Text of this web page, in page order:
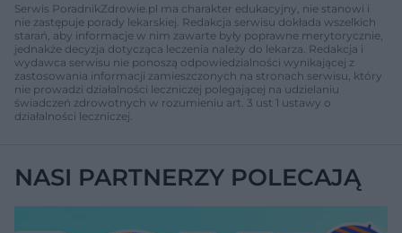
Serwis PoradnikZdrowie.pl ma charakter edukacyjny, nie stanowi i
nie zastępuje porady lekarskiej. Redakcja serwisu dokłada wszelkich
starań, aby informacje w nim zawarte były poprawne merytorycznie,
jednakże decyzja dotycząca leczenia należy do lekarza. Redakcja i
wydawca serwisu nie ponoszą odpowiedzialności wynikającej z
zastosowania informacji zamieszczonych na stronach serwisu, który
nie prowadzi działalności leczniczej polegającej na udzielaniu
świadczeń zdrowotnych w rozumieniu art. 3 ust 1 ustawy o
działalności leczniczej.
NASI PARTNERZY POLECAJĄ